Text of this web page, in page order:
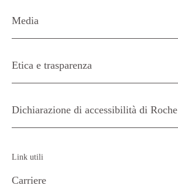
Media
Etica e trasparenza
Dichiarazione di accessibilità di Roche
Link utili
Carriere